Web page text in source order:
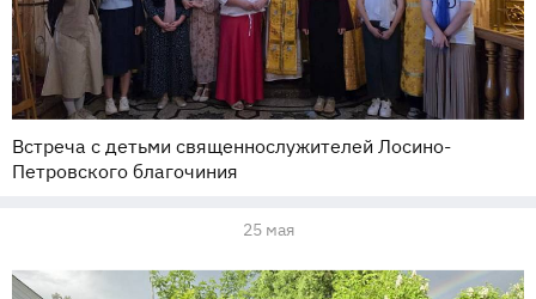
Встреча с детьми священнослужителей Лосино-
Петровского благочиния
25 мая